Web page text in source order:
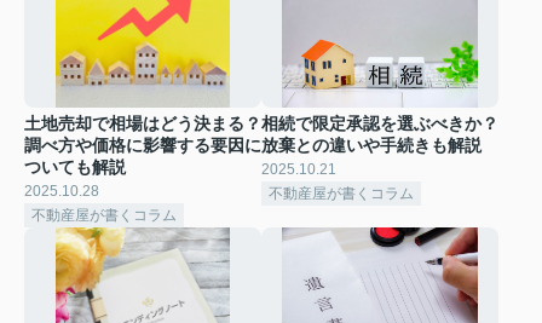
土地売却で相場はどう決まる？
調べ方や価格に影響する要因に
ついても解説
2025.10.28
不動産屋が書くコラム
相続で限定承認を選ぶべきか？
放棄との違いや手続きも解説
2025.10.21
不動産屋が書くコラム